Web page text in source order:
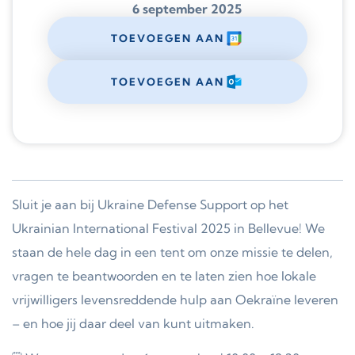
6 september 2025
TOEVOEGEN AAN
TOEVOEGEN AAN
Sluit je aan bij Ukraine Defense Support op het
Ukrainian International Festival 2025 in Bellevue! We
staan de hele dag in een tent om onze missie te delen,
vragen te beantwoorden en te laten zien hoe lokale
vrijwilligers levensreddende hulp aan Oekraïne leveren
– en hoe jij daar deel van kunt uitmaken.